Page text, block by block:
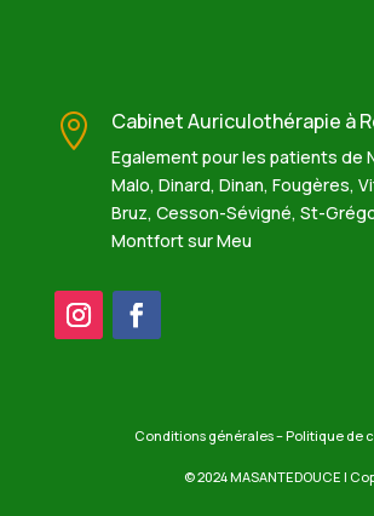
 Cabinet Auriculothérapie à
Egalement pour les patients de
Malo, Dinard, Dinan, Fougères,
Bruz, Cesson-Sévigné, St-
Montfort sur Meu
Conditions générales – Politique de
© 2024 MASANTEDOUCE |